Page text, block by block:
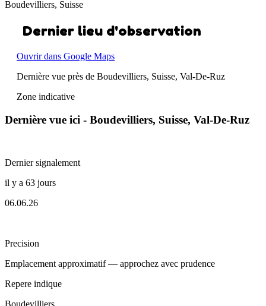
Boudevilliers, Suisse
Dernier lieu d'observation
Ouvrir dans Google Maps
Dernière vue près de Boudevilliers, Suisse, Val-De-Ruz
Zone indicative
Dernière vue ici - Boudevilliers, Suisse, Val-De-Ruz
Dernier signalement
il y a 63 jours
06.06.26
Precision
Emplacement approximatif — approchez avec prudence
Repere indique